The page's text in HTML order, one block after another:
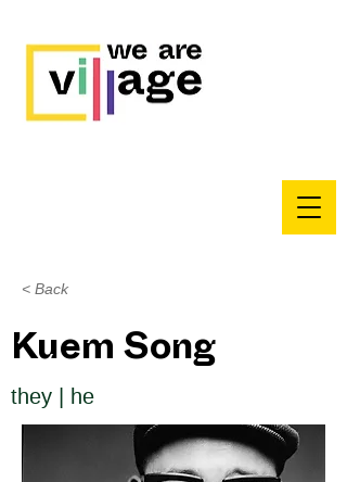
< Back
Kuem Song
they | he